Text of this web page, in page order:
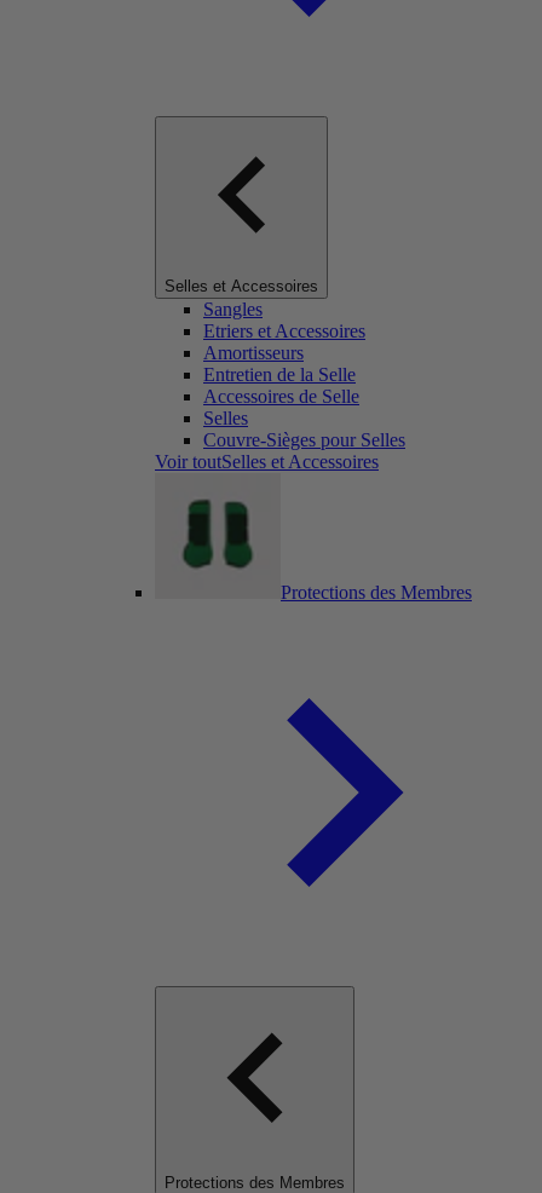
Selles et Accessoires
Sangles
Etriers et Accessoires
Amortisseurs
Entretien de la Selle
Accessoires de Selle
Selles
Couvre-Sièges pour Selles
Voir toutSelles et Accessoires
Protections des Membres
Protections des Membres